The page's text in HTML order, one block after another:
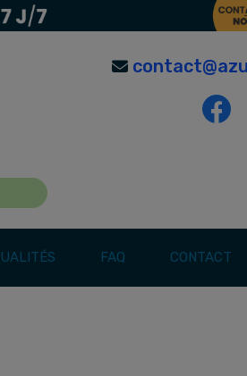
FAQ CONTACT